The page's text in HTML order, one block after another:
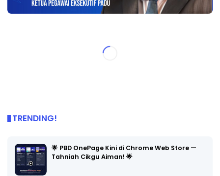
TRENDING!
🌟 PBD OnePage Kini di Chrome Web Store —
Tahniah Cikgu Aiman! 🌟